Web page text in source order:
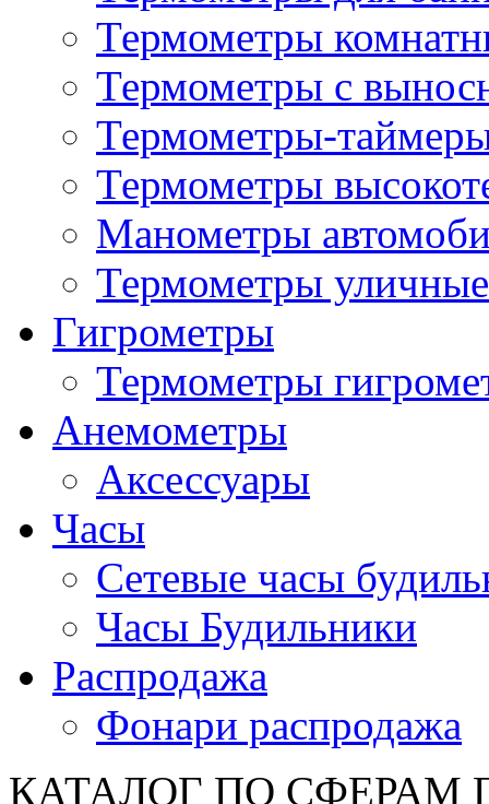
Термометры
Термометры с
Термометры-
Термометры
Манометры
Термометры уличные
Гигрометры
Термометры
Анемометры
Аксессуары
Часы
Сетевые часы
Часы Будильники
Распродажа
Фонари распродажа
КАТАЛОГ ПО СФЕРАМ